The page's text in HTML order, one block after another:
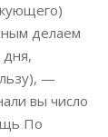
делаем
—
вы число
По